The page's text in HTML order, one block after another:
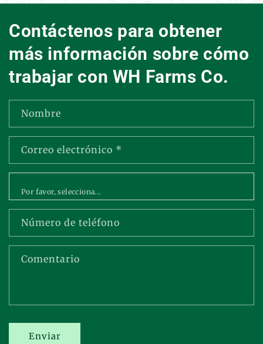
Contáctenos para obtener
más información sobre cómo
trabajar con WH Farms Co.
Nombre
Correo electrónico *
Let us know who you are?
Número de teléfono
Comentario
Enviar